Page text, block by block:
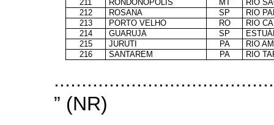
211
RONDONÓPOLIS MT
RIO
212
ROSANA SP
RIO
213
PORTO VELHO RO
RIO
214
GUARUJÁ SP
215
JURUTI PA
RIO
216
SANTAREM PA RIO
” (NR)